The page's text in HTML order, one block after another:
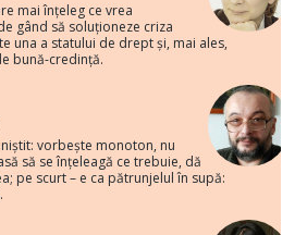
mai înțeleg ce vrea
gând să soluționeze criza
una a statului de drept și, mai ales,
bună-credință.
vorbește monoton, nu
să se înțeleagă ce trebuie, dă
pe scurt – e ca pătrunjelul în supă: